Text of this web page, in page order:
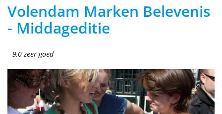
Volendam Marken Belevenis
- Middageditie
9,0 zeer goed